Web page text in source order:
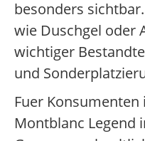
besonders
wie Duschgel oder
wichtiger
und
Fuer
Montblanc Legend